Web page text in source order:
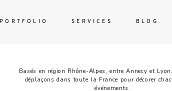
PORTFOLIO SERVICES BLOG
Basés en région Rhône-Alpes, entre Annecy et
déplaçons dans toute la France pour décorer
événements.